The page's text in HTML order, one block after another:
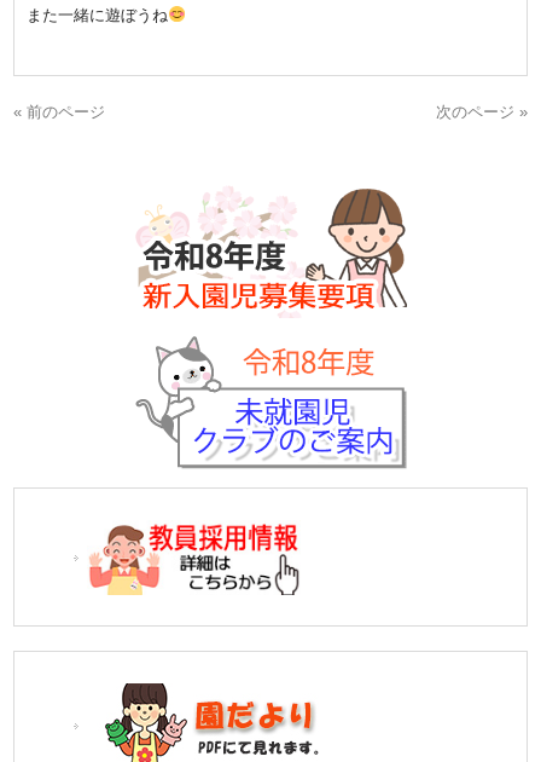
また一緒に遊ぼうね
« 前のページ 次のページ »